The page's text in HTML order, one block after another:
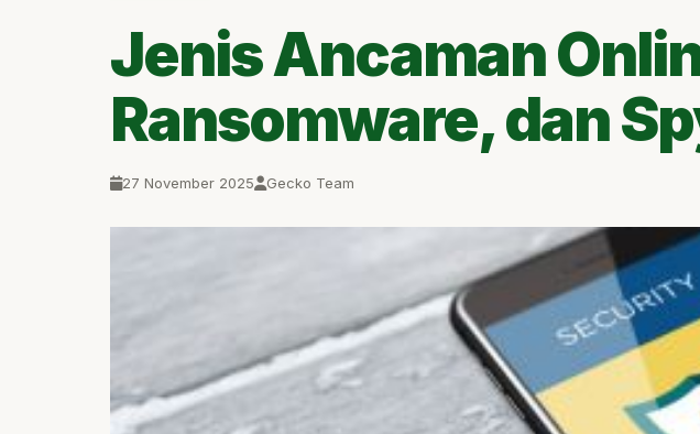
Jenis Ancaman
Ransomware, dan
27 November 2025 Gecko Team